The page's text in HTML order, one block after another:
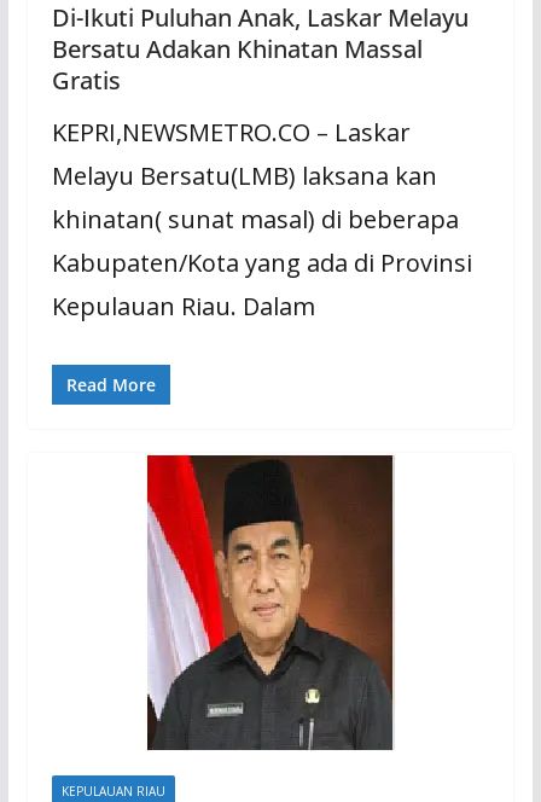
Di-Ikuti Puluhan Anak, Laskar Melayu
Bersatu Adakan Khinatan Massal
Gratis
KEPRI,NEWSMETRO.CO – Laskar
Melayu Bersatu(LMB) laksana kan
khinatan( sunat masal) di beberapa
Kabupaten/Kota yang ada di Provinsi
Kepulauan Riau. Dalam
Read More
KEPULAUAN RIAU